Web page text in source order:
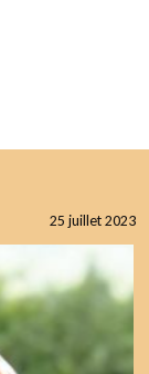
25 juillet 2023